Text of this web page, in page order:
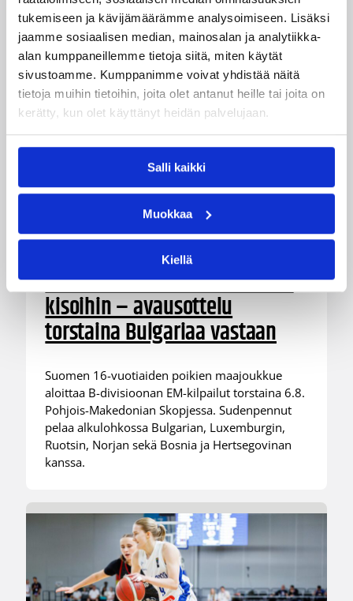
tukemiseen ja kävijämäärämme analysoimiseen. Lisäksi
jaamme sosiaalisen median, mainosalan ja analytiikka-
alan kumppaneillemme tietoja siitä, miten käytät
sivustoamme. Kumppanimme voivat yhdistää näitä
tietoja muihin tietoihin, joita olet antanut heille tai joita on
kerätty, kun olet käyttänyt heidän palvelujaan.
Salli kaikki
Muokkaa
Kiellä
05.08.2026 18:54
Suomen 16-vuotiaat
suuntaavat B-divisioonan EM-
kisoihin – avausottelu
torstaina Bulgariaa vastaan
Suomen 16-vuotiaiden poikien maajoukkue
aloittaa B-divisioonan EM-kilpailut torstaina 6.8.
Pohjois-Makedonian Skopjessa. Sudenpennut
pelaa alkulohkossa Bulgarian, Luxemburgin,
Ruotsin, Norjan sekä Bosnia ja Hertsegovinan
kanssa.